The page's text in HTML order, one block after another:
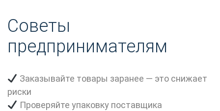
Советы
предпринимателям
Заказывайте товары заранее — это снижает
риски
Проверяйте упаковку поставщика